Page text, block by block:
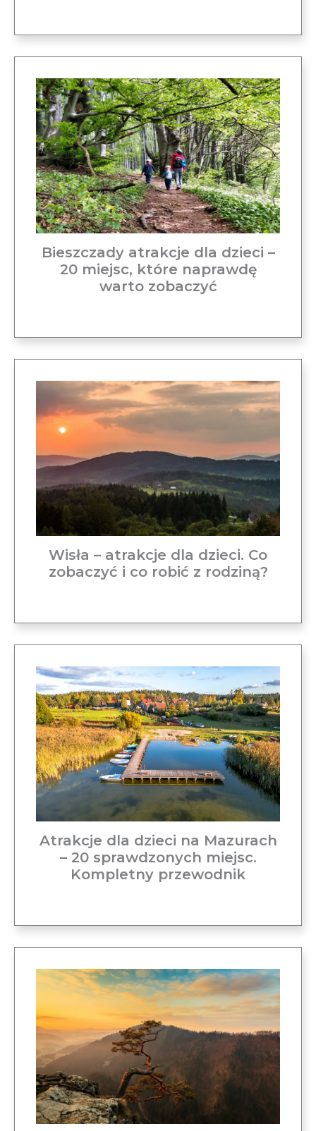
Bieszczady atrakcje dla dzieci –
20 miejsc, które naprawdę
warto zobaczyć
Wisła – atrakcje dla dzieci. Co
zobaczyć i co robić z rodziną?
Atrakcje dla dzieci na Mazurach
– 20 sprawdzonych miejsc.
Kompletny przewodnik